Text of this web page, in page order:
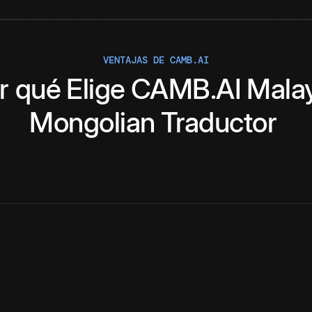
VENTAJAS DE CAMB.AI
qué Elige CAMB.AI
Mongolian Traductor